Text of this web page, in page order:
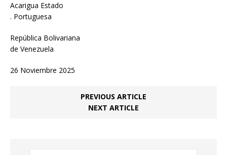
Acarigua Estado
. Portuguesa
República Bolivariana
de Venezuela
26 Noviembre 2025
PREVIOUS ARTICLE
NEXT ARTICLE